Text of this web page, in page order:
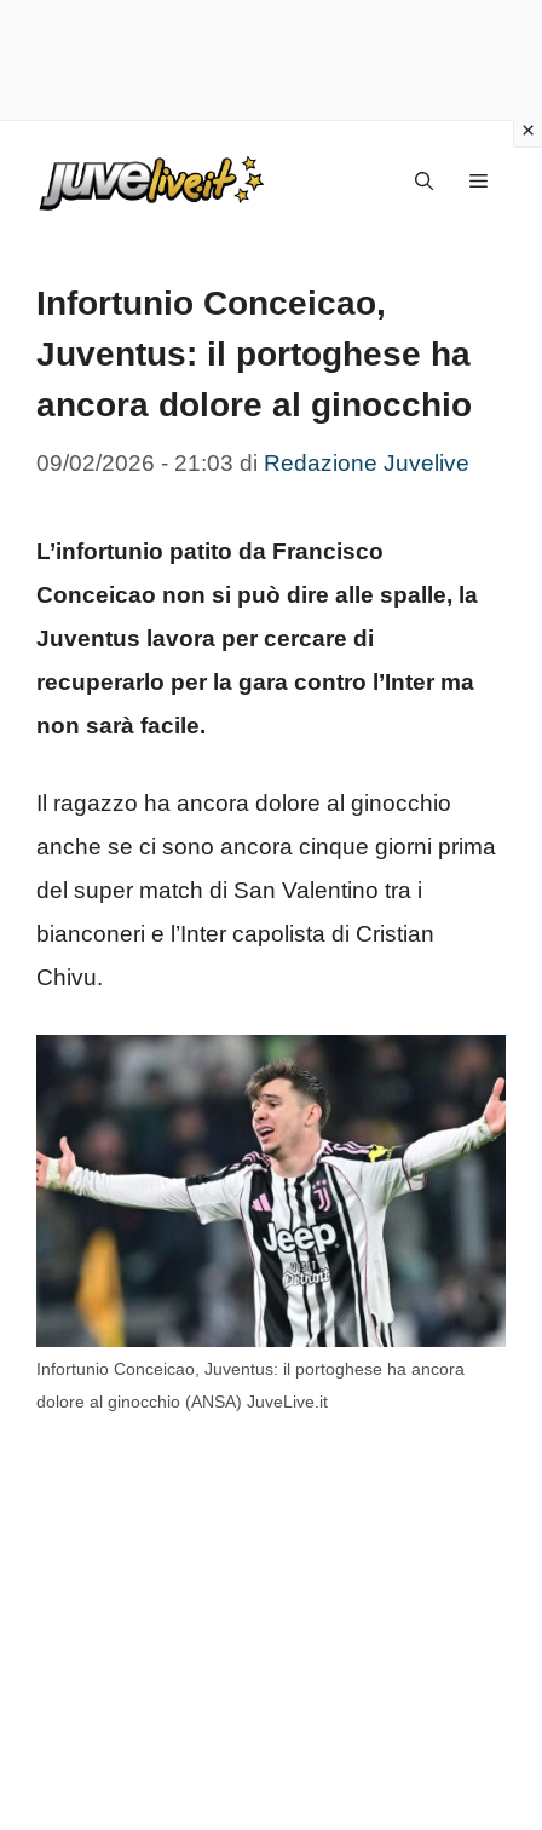
Menu
Infortunio Conceicao,
Juventus: il portoghese ha
ancora dolore al ginocchio
09/02/2026 - 21:03 di Redazione Juvelive
L’infortunio patito da Francisco
Conceicao non si può dire alle spalle, la
Juventus lavora per cercare di
recuperarlo per la gara contro l’Inter ma
non sarà facile.
Il ragazzo ha ancora dolore al ginocchio
anche se ci sono ancora cinque giorni prima
del super match di San Valentino tra i
bianconeri e l’Inter capolista di Cristian
Chivu.
Infortunio Conceicao, Juventus: il portoghese ha ancora
dolore al ginocchio (ANSA) JuveLive.it